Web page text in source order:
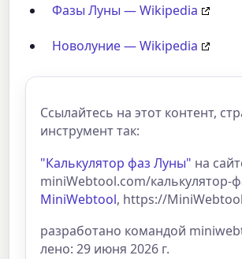
Фазы Луны — Wikipedia
Новолуние — Wikipedia
Ссылайтесь на этот контент,
инструмент так:
"Калькулятор фаз Луны" на
miniWebtool.com/калькулятор-
MiniWebtool, https://
разработано командой
лено: 29 июня 2026 г.